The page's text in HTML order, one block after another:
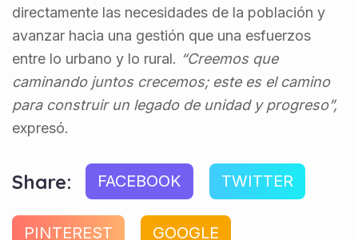
directamente las necesidades de la población y
avanzar hacia una gestión que una esfuerzos
entre lo urbano y lo rural. “Creemos que
caminando juntos crecemos; este es el camino
para construir un legado de unidad y progreso”,
expresó.
Share: FACEBOOK TWITTER
PINTEREST GOOGLE